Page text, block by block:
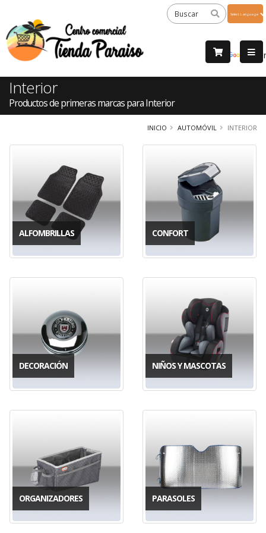
by
Interior
Productos de primeras marcas para Interior
INICIO AUTOMÓVIL INTERIOR
ALFOMBRILLAS CONFORT
DECORACIÓN NIÑOS Y MASCOTAS
ORGANIZADORES PARASOLES